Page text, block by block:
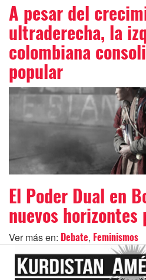
A pesar del
ultraderecha, la
colombiana
popular
El Poder Dual en
nuevos horizontes
Ver más en: Debate, Feminismos